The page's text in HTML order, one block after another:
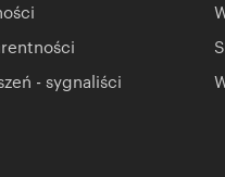
- sygnaliści